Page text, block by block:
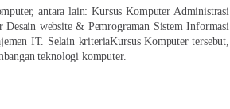
antara lain: Kursus Komputer Administrasi
website & Pemrograman Sistem Informasi
IT. Selain kriteriaKursus Komputer tersebut,
teknologi komputer.